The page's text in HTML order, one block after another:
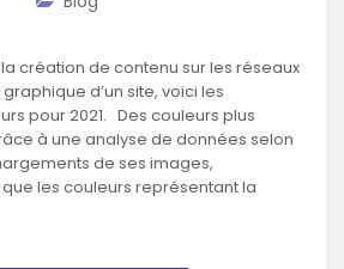
création de contenu sur les réseaux
d’un site, voici les
pour 2021. Des couleurs plus
à une analyse de données selon
de ses images,
les couleurs représentant la